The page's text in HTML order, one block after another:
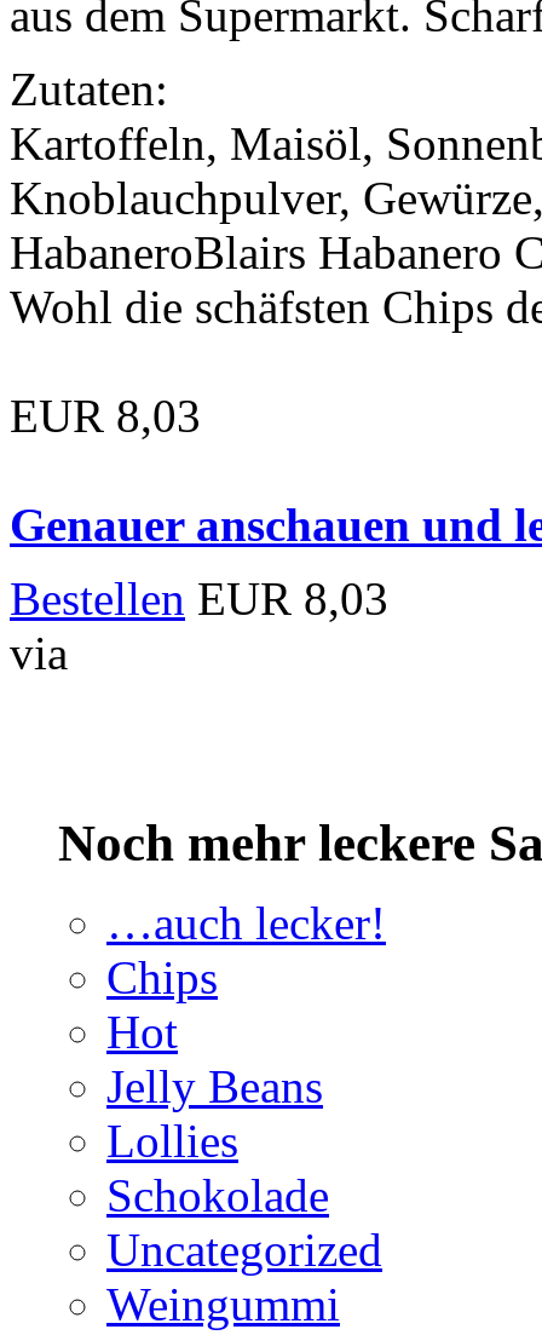
aus dem Supermarkt.
Zutaten:
Kartoffeln, Maisöl,
Knoblauchpulver,
HabaneroBlairs Habanero
Wohl die schäfsten Chips
EUR 8,03
Genauer anschauen und
Bestellen EUR 8,03
via
Noch mehr leckere
…auch lecker!
Chips
Hot
Jelly Beans
Lollies
Schokolade
Uncategorized
Weingummi